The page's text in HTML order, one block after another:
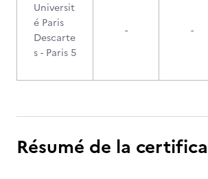
Universit
é Paris
Descarte
s - Paris 5
- -
Résumé de la